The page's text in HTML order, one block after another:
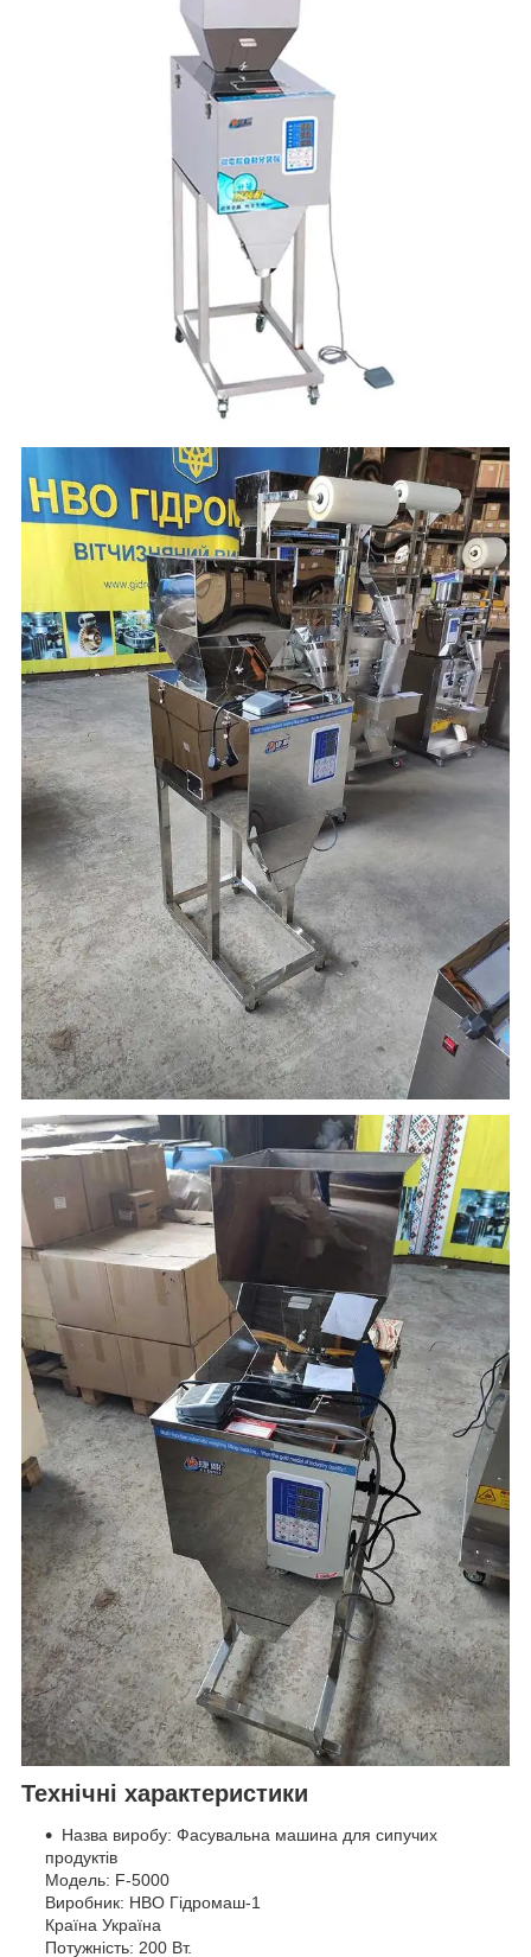
Технічні характеристики
Назва виробу: Фасувальна машина для сипучих
продуктів
Модель: F-5000
Виробник: НВО Гідромаш-1
Країна Україна
Потужність: 200 Вт.